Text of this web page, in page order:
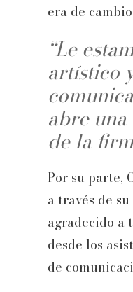
era de
“Le
artístico
abre
de la
Por su parte,
a través de
agradecido a
desde los
de